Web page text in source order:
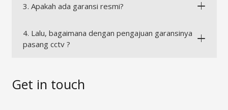
3. Apakah ada garansi resmi?
4. Lalu, bagaimana dengan pengajuan garansinya
pasang cctv ?
Get in touch